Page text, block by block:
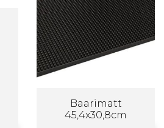
Baarimatt
45,4x30,8cm